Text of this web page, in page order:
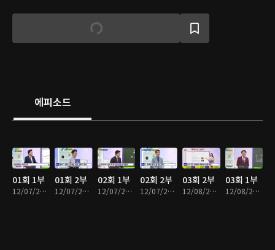
에피소드
01회 1부
12/07/2023 • 52분
01회 2부
12/07/2023 • 52분
02회 1부
12/07/2023 • 52분
02회 2부
12/07/2023 • 52분
03회 2부
12/08/2023 • 52분
03회 1부
12/08/2023 • 52분